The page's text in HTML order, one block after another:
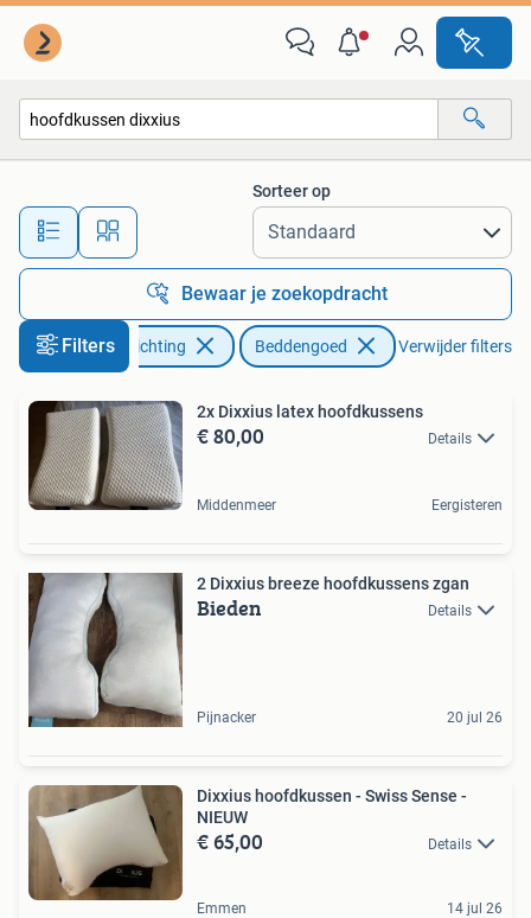
Alle afstanden…
Sorteer op
Bewaar je zoekopdracht
Filters
Huis en Inrichting Beddengoed Verwijder filters
2x Dixxius latex hoofdkussens
€ 80,00 Details
Middenmeer Eergisteren
2 Dixxius breeze hoofdkussens zgan
Bieden Details
Pijnacker 20 jul 26
Dixxius hoofdkussen - Swiss Sense -
NIEUW
€ 65,00 Details
Emmen 14 jul 26